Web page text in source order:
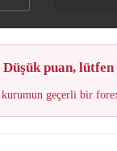
Düşük puan,
kurumun geçerli bir